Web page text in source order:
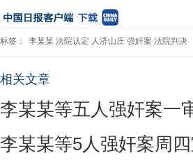
标签： 李某某 法院认定 人济山庄 强奸案 法院判决
相关文章
李某某等五人强奸案一
李某某等5人强奸案周